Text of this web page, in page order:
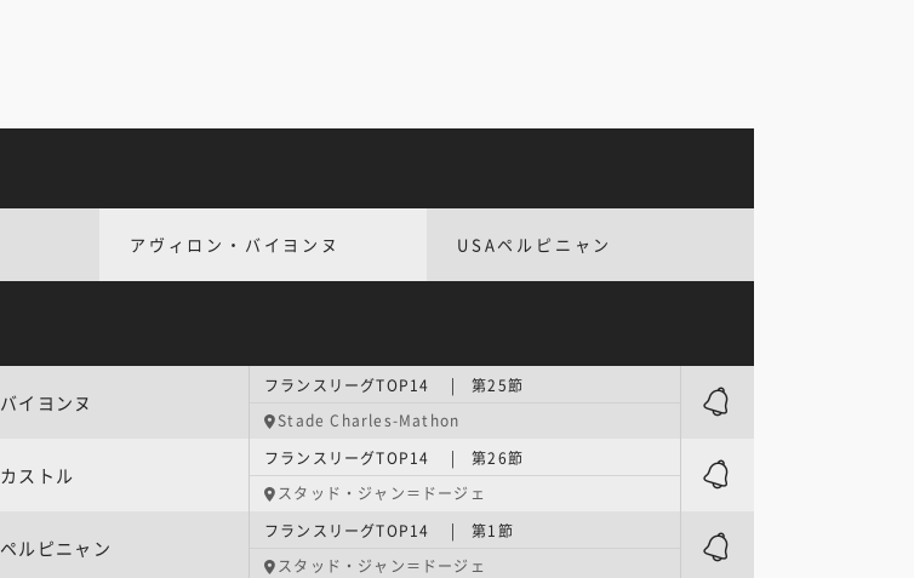
アヴィロン・バイヨンヌ USAペルピニャン
バイヨンヌ
フランスリーグTOP14 | 第25節
Stade Charles-Mathon
カストル
フランスリーグTOP14 | 第26節
スタッド・ジャン＝ドージェ
ペルピニャン
フランスリーグTOP14 | 第1節
スタッド・ジャン＝ドージェ